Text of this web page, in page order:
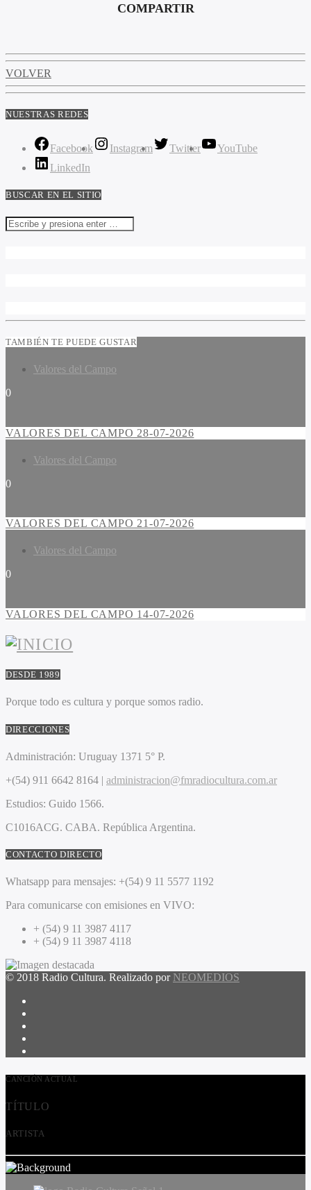
COMPARTIR
VOLVER
NUESTRAS REDES
Facebook Instagram Twitter
YouTube
LinkedIn
BUSCAR EN EL SITIO
TAMBIÉN TE PUEDE GUSTAR
Valores del Campo
0
VALORES DEL CAMPO 28-07-2026
Valores del Campo
0
VALORES DEL CAMPO 21-07-2026
Valores del Campo
0
VALORES DEL CAMPO 14-07-2026
DESDE 1989
Porque todo es cultura y porque somos radio.
DIRECCIONES
Administración: Uruguay 1371 5° P.
+(54) 911 6642 8164 | administracion@fmradiocultura.com.ar
Estudios: Guido 1566.
C1016ACG. CABA. República Argentina.
CONTACTO DIRECTO
Whatsapp para mensajes: +(54) 9 11 5577 1192
Para comunicarse con emisiones en VIVO:
+ (54) 9 11 3987 4117
+ (54) 9 11 3987 4118
© 2018 Radio Cultura. Realizado por NEOMEDIOS
CANCIÓN ACTUAL
TÍTULO
ARTISTA